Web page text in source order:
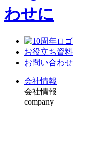
お役⽴ち資料
お問い合わせ
会社情報
会社情報
company